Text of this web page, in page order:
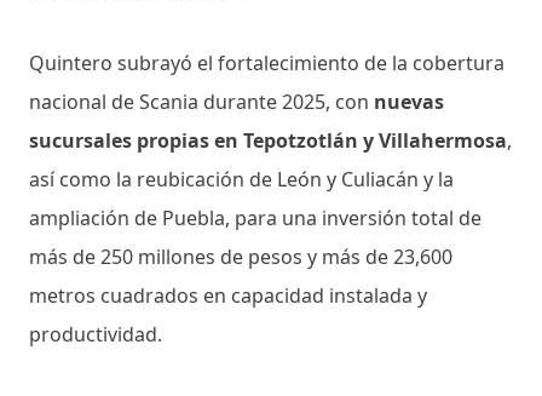
Quintero subrayó el fortalecimiento de la cobertura
nacional de Scania durante 2025, con nuevas
sucursales propias en Tepotzotlán y Villahermosa,
así como la reubicación de León y Culiacán y la
ampliación de Puebla, para una inversión total de
más de 250 millones de pesos y más de 23,600
metros cuadrados en capacidad instalada y
productividad.